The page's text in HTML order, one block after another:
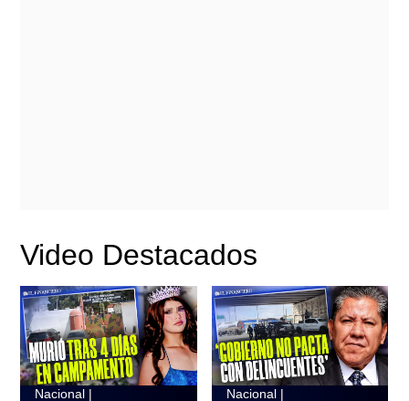
Video Destacados
Nacional |
Nacional |